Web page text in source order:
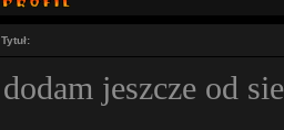
Tytuł:
dodam jeszcze od